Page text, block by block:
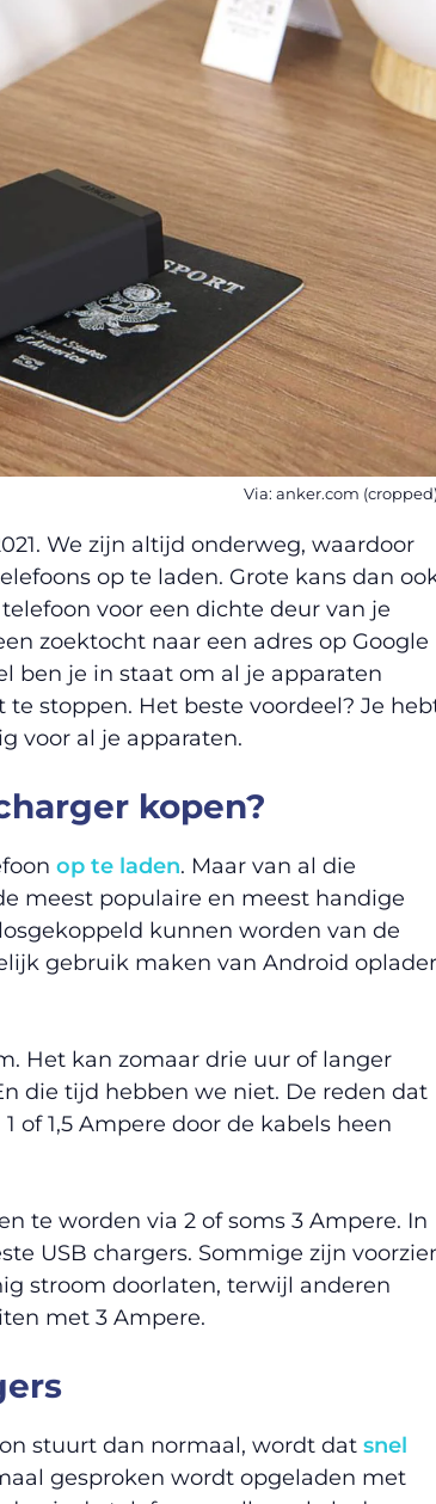
Via: anker.com
We zijn altijd onderweg, waardoor
op te laden. Grote kans dan
voor een dichte deur van je
zoektocht naar een adres op Google
ben je in staat om al je apparaten
stoppen. Het beste voordeel? Je
voor al je apparaten.
kopen?
op te laden. Maar van al die
meest populaire en meest handige
kunnen worden van de
gebruik maken van Android
Het kan zomaar drie uur of langer
die tijd hebben we niet. De reden dat
of 1,5 Ampere door de kabels heen
te worden via 2 of soms 3 Ampere. In
USB chargers. Sommige zijn
stroom doorlaten, terwijl anderen
met 3 Ampere.
stuurt dan normaal, wordt dat snel
gesproken wordt opgeladen met